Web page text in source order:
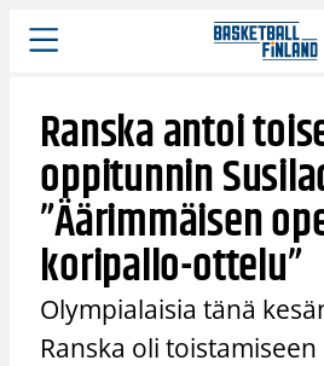
Siirry
sisältöön
Ranska antoi
oppitunnin
”Äärimmäisen
koripallo-ottelu”
Olympialaisia tänä
Ranska oli toistamiseen